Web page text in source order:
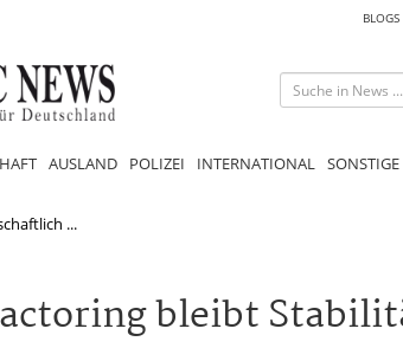
BLOGS
AUSLAND POLIZEI INTERNATIONAL SONSTIGE
...
bleibt